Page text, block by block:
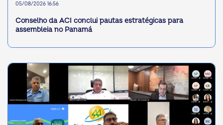
05/08/2026 16:56
Conselho da ACI conclui pautas estratégicas para
assembleia no Panamá